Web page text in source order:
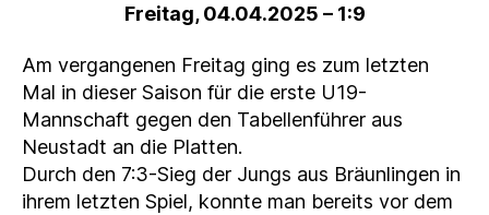
Freitag, 04.04.2025 – 1:9
Am vergangenen Freitag ging es zum letzten
Mal in dieser Saison für die erste U19-
Mannschaft gegen den Tabellenführer aus
Neustadt an die Platten.
Durch den 7:3-Sieg der Jungs aus Bräunlingen in
ihrem letzten Spiel, konnte man bereits vor dem